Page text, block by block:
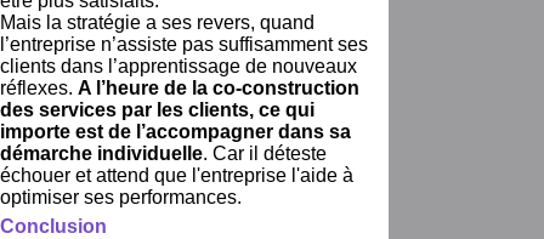
Mais la stratégie a ses revers, quand
l’entreprise n’assiste pas suffisamment ses
clients dans l’apprentissage de nouveaux
réflexes. A l’heure de la co-construction
des services par les clients, ce qui
importe est de l’accompagner dans sa
démarche individuelle. Car il déteste
échouer et attend que l'entreprise l'aide à
optimiser ses performances.
Conclusion